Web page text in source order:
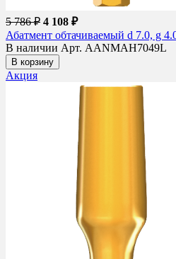
5 786 ₽ 4 108 ₽
Абатмент обтачиваемый d 7.0, g
В наличии Арт. AANMAH7049L
В корзину
Акция